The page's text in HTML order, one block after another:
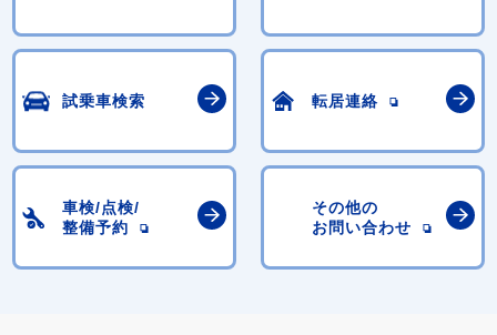
試乗車検索 転居連絡
車検/点検/
整備予約
その他の
お問い合わせ